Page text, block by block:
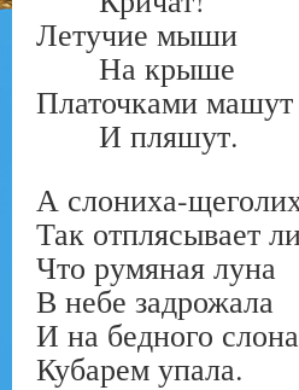
Летучие мыши
На крыше
Платочками машут
И пляшут.
А слониха-
Так отплясывает
Что румяная луна
В небе задрожала
И на бедного слона
Кубарем упала.